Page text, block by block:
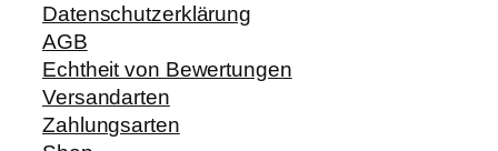
Datenschutzerklärung
AGB
Echtheit von Bewertungen
Versandarten
Zahlungsarten